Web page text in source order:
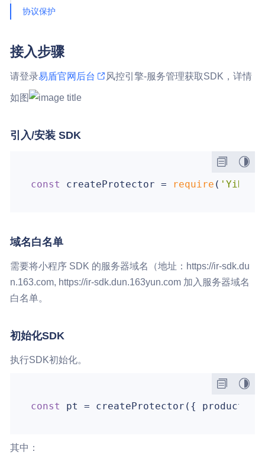
协议保护
接入步骤
请登录易盾官网后台 风控引擎-服务管理获取SDK，详情
如图
引入/安装 SDK
const createProtector = require (
域名白名单
需要将小程序 SDK 的服务器域名（地址：https://ir-sdk.du
n.163.com, https://ir-sdk.dun.163yun.com 加入服务器域名
白名单。
初始化SDK
执行SDK初始化。
const pt = createProtector({ productId
其中：